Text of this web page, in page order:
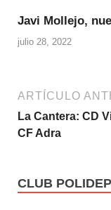
Javi Mollejo,
julio 28, 2022
ARTÍCULO
La Cantera: CD
CF Adra
CLUB